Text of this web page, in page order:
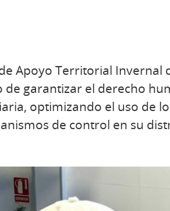
Apoyo Territorial
de garantizar el derecho
optimizando el uso de
de control en su